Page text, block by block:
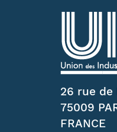
26 rue
75009
FRANCE